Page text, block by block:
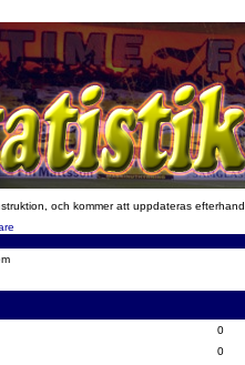
och kommer att uppdateras efterhand.
0
0